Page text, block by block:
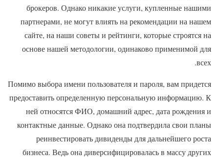
брокеров. Однако никакие услуги, купленные нашими
партнерами, не могут влиять на рекомендации на нашем
сайте, на наши советы и рейтинги, которые строятся на
основе нашей методологии, одинаково применимой для
всех.
Помимо выбора имени пользователя и пароля, вам придется
предоставить определенную персональную информацию. К
ней относятся ФИО, домашний адрес, дата рождения и
контактные данные. Однако она подтвердила свои планы
реинвестировать дивиденды для дальнейшего роста
бизнеса. Ведь она диверсифицировалась в массу других